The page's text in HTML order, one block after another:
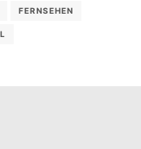
FERNSEHEN